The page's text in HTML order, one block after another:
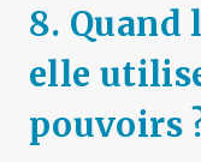
8. Quand
elle
pouvoirs